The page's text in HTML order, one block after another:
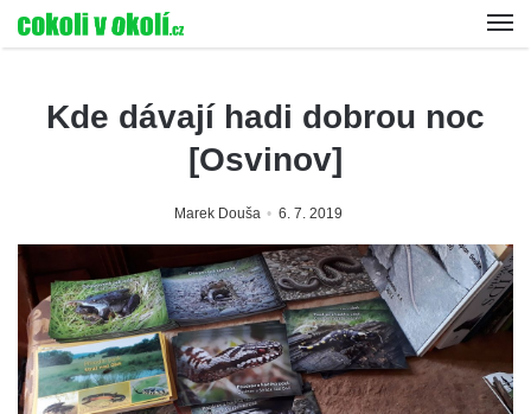
Kde dávají hadi dobrou noc
[Osvinov]
Marek Douša 6. 7. 2019